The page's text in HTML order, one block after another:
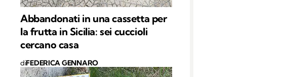
Abbandonati in una cassetta per
la frutta in Sicilia: sei cuccioli
cercano casa
diFEDERICA GENNARO